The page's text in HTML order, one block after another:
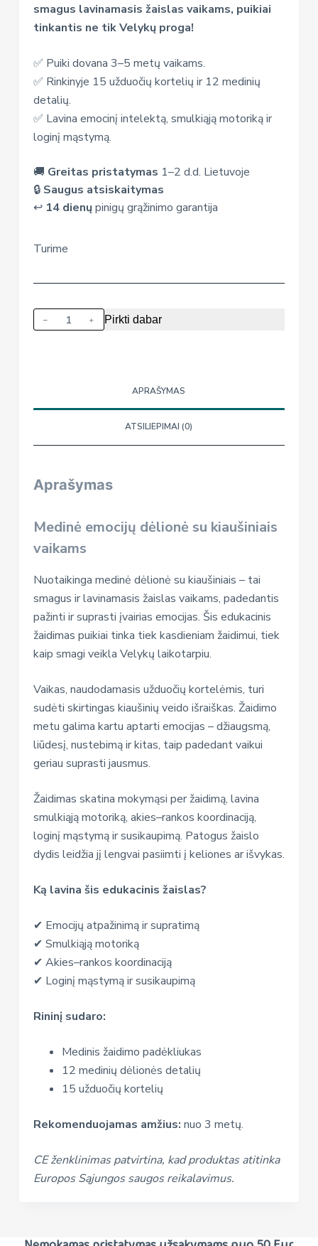
smagus lavinamasis žaislas vaikams, puikiai
tinkantis ne tik Velykų proga!
✅ Puiki dovana 3–5 metų vaikams.
✅ Rinkinyje 15 užduočių kortelių ir 12 medinių
detalių.
✅ Lavina emocinį intelektą, smulkiąją motoriką ir
loginį mąstymą.
🚚 Greitas pristatymas 1–2 d.d. Lietuvoje
🔒 Saugus atsiskaitymas
↩️ 14 dienųpinigų grąžinimo garantija
Turime
produkto
kiekis:
Pirkti dabar
APRAŠYMAS
ATSILIEPIMAI (0)
Aprašymas
Medinė emocijų dėlionė su kiaušiniais
vaikams
Nuotaikinga medinė dėlionė su kiaušiniais – tai
smagus ir lavinamasis žaislas vaikams, padedantis
pažinti ir suprasti įvairias emocijas. Šis edukacinis
žaidimas puikiai tinka tiek kasdieniam žaidimui, tiek
kaip smagi veikla Velykų laikotarpiu.
Vaikas, naudodamasis užduočių kortelėmis, turi
sudėti skirtingas kiaušinių veido išraiškas. Žaidimo
metu galima kartu aptarti emocijas – džiaugsmą,
liūdesį, nustebimą ir kitas, taip padedant vaikui
geriau suprasti jausmus.
Žaidimas skatina mokymąsi per žaidimą, lavina
smulkiąją motoriką, akies–rankos koordinaciją,
loginį mąstymą ir susikaupimą. Patogus žaislo
dydis leidžia jį lengvai pasiimti į keliones ar išvykas.
Ką lavina šis edukacinis žaislas?
✔ Emocijų atpažinimą ir supratimą
✔ Smulkiąją motoriką
✔ Akies–rankos koordinaciją
✔ Loginį mąstymą ir susikaupimą
Rininį sudaro:
Medinis žaidimo padėkliukas
12 medinių dėlionės detalių
15 užduočių kortelių
Rekomenduojamas amžius: nuo 3 metų.
CE ženklinimas patvirtina, kad produktas atitinka
Europos Sąjungos saugos reikalavimus.